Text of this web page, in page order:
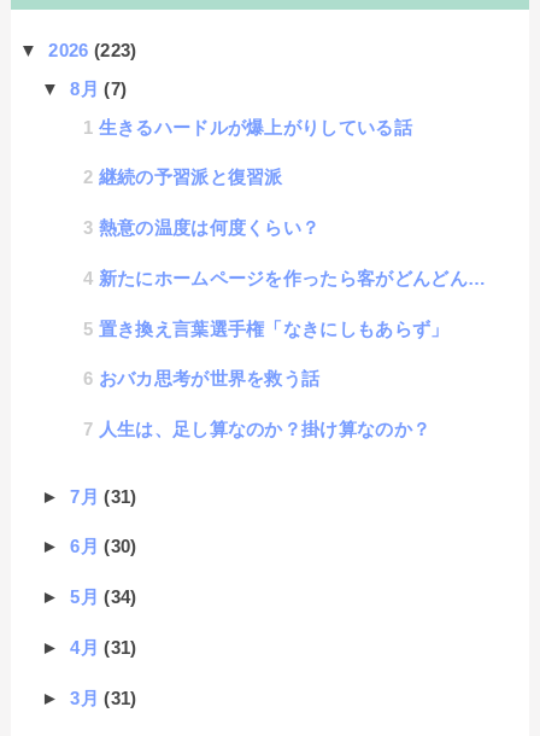
▼2026(223)
▼8月(7)
生きるハードルが爆上がりしている話
継続の予習派と復習派
熱意の温度は何度くらい？
新たにホームページを作ったら客がどんどん来ると思ってしまう心理効果に名称があった
置き換え言葉選手権「なきにしもあらず」
おバカ思考が世界を救う話
人生は、足し算なのか？掛け算なのか？
►7月(31)
►6月(30)
►5月(34)
►4月(31)
►3月(31)